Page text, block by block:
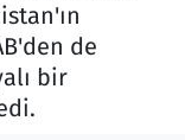
de
bir